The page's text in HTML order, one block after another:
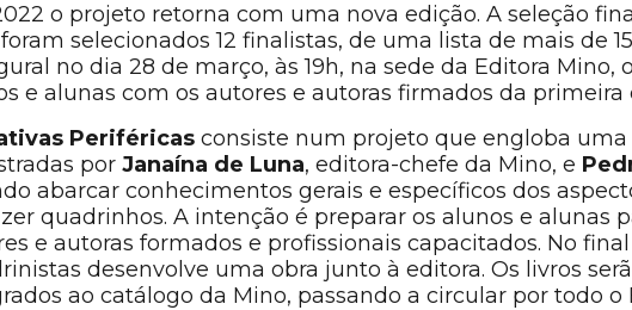
o projeto retorna com uma nova edição. A seleção
selecionados 12 finalistas, de uma lista de mais de
no dia 28 de março, às 19h, na sede da Editora
e alunas com os autores e autoras firmados da primeira
Periféricas consiste num projeto que engloba
por Janaína de Luna, editora-chefe da Mino, e
abarcar conhecimentos gerais e específicos dos
quadrinhos. A intenção é preparar os alunos e alunas
e autoras formados e profissionais capacitados. No
desenvolve uma obra junto à editora. Os livros
ao catálogo da Mino, passando a circular por todo o